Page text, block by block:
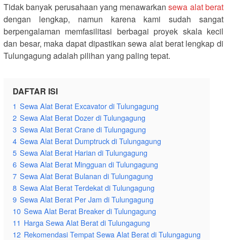
Tidak banyak perusahaan yang menawarkansewa alat berat
dengan lengkap, namun karena kami sudah sangat
berpengalaman memfasilitasi berbagai proyek skala kecil
dan besar, maka dapat dipastikan sewa alat berat lengkap di
Tulungagung adalah pilihan yang paling tepat.
DAFTAR ISI
1 Sewa Alat Berat Excavator di Tulungagung
2 Sewa Alat Berat Dozer di Tulungagung
3 Sewa Alat Berat Crane di Tulungagung
4 Sewa Alat Berat Dumptruck di Tulungagung
5 Sewa Alat Berat Harian di Tulungagung
6 Sewa Alat Berat Mingguan di Tulungagung
7 Sewa Alat Berat Bulanan di Tulungagung
8 Sewa Alat Berat Terdekat di Tulungagung
9 Sewa Alat Berat Per Jam di Tulungagung
10 Sewa Alat Berat Breaker di Tulungagung
11 Harga Sewa Alat Berat di Tulungagung
12 Rekomendasi Tempat Sewa Alat Berat di Tulungagung